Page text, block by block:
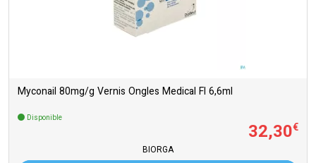
Myconail 80mg/g Vernis Ongles Medical Fl 6,6ml
Disponible
32,30€
BIORGA